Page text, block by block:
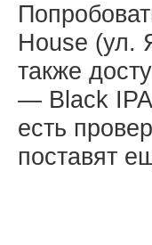
House (ул.
также
— Black
есть
поставят